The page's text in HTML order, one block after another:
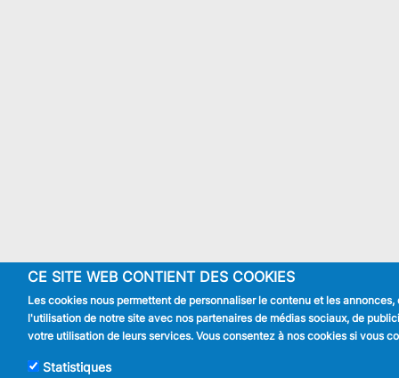
CE SITE WEB CONTIENT DES COOKIES
Les cookies nous permettent de personnaliser le contenu et les
l'utilisation de notre site avec nos partenaires de médias sociaux, de
votre utilisation de leurs services. Vous consentez à nos cookies si vous
Statistiques